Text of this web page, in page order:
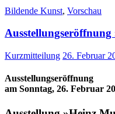
Bildende Kunst, Vorschau
Kurzmitteilung 26. Februar
Ausstellungseröffnung
am Sonntag, 26. Februar